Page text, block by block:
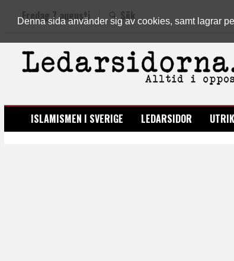
Denna sida använder sig av cookies, samt lagrar
Fredag 7 augusti Sök
LEDARSIDORNA.SE
ISLAMISMEN I SVERIGE LEDARSIDOR